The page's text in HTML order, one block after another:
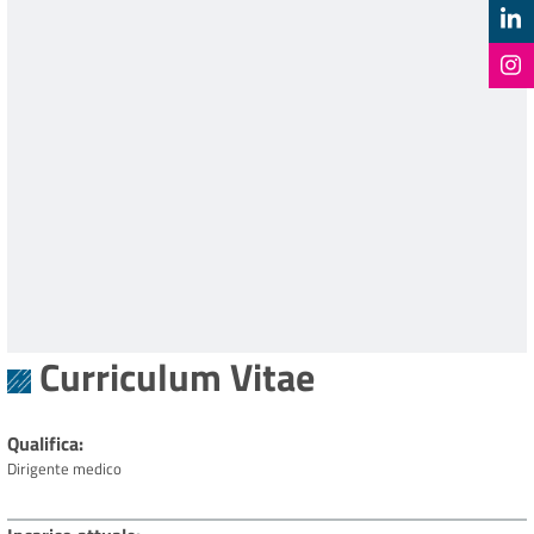
Curriculum Vitae
Qualifica
Dirigente medico